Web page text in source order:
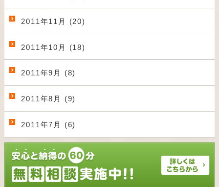
2011年11月 (20)
2011年10月 (18)
2011年9月 (8)
2011年8月 (9)
2011年7月 (6)